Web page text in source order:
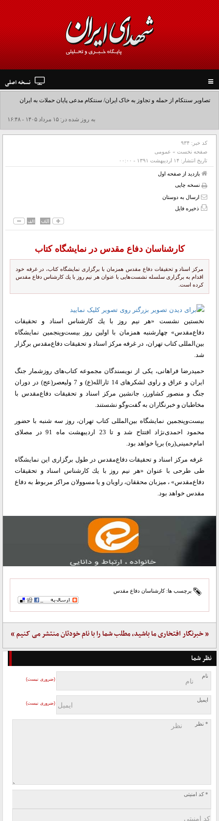
navigation
نسخه اصلی
تصاویر سنتکام از حمله و تجاوز به خاک ایران/ سنتکام مدعی پایان حملات به ایران
شد+فیلم به روز شده در: ۱۵ مرداد ۱۴۰۵ - ۱۶:۴۸
کد خبر: ۹۳۴
صفحه نخست » عمومی
تاریخ انتشار: ۱۴ ارديبهشت ۱۳۹۱ - ۰۰:۰۰
بازدید از صفحه اول
نسخه چاپی
ارسال به دوستان
ذخیره فایل
كارشناسان دفاع ‌مقدس در نمایشگاه كتاب
مركز اسناد و تحقیقات دفاع مقدس همزمان با برگزاری نمایشگاه كتاب، در غرفه خود
اقدام به برگزاری سلسله نشست‌هایی با عنوان هر نیم روز با یك كارشناس دفاع مقدس
كرده است.
نخستین نشست «هر نیم روز با یك كارشناس اسناد و تحقیقات
دفاع‌مقدس» چهارشنبه همزمان با اولین روز بیست‌وپنجمین نمایشگاه
بین‌المللی كتاب تهران، در غرفه مركز اسناد و تحقیقات دفاع‌مقدس برگزار
‌شد.
حمیدرضا فراهانی، یكی از نویسندگان مجموعه كتاب‌های روزشمار جنگ
ایران و عراق و راوی لشكرهای 14 ثارالله(ع) و 7 ولیعصر(عج) در دوران
جنگ و منصور كشاورز، جانشین مركز اسناد و تحقیقات دفاع‌مقدس با
مخاطبان و خبرنگاران به گفت‌وگو نشستند.
بیست‌وپنجمین نمایشگاه بین‌المللی كتاب تهران، روز سه شنبه با حضور
محمود احمدی‌نژاد افتتاح شد و تا 23 اردیبهشت ماه 91 در مصلای
امام‌خمینی(ره) برپا خواهد بود.
غرفه مركز اسناد و تحقیقات دفاع‌مقدس در طول برگزاری این نمایشگاه
طی طرحی با عنوان «هر نیم روز با یك كارشناس اسناد و تحقیقات
دفاع‌مقدس» ، میزبان محققان، راویان و یا مسوولان مراكز مربوط به دفاع
مقدس خواهد بود.
برچسب ها:کارشناسان دفاع مقدس
« خبرنگار افتخاری ما باشید، مطلب شما را با نام خودتان منتشر می کنیم »
نظر شما
نام
(ضروری نیست)
ایمیل
(ضروری نیست)
* نظر
* کد امنیتی